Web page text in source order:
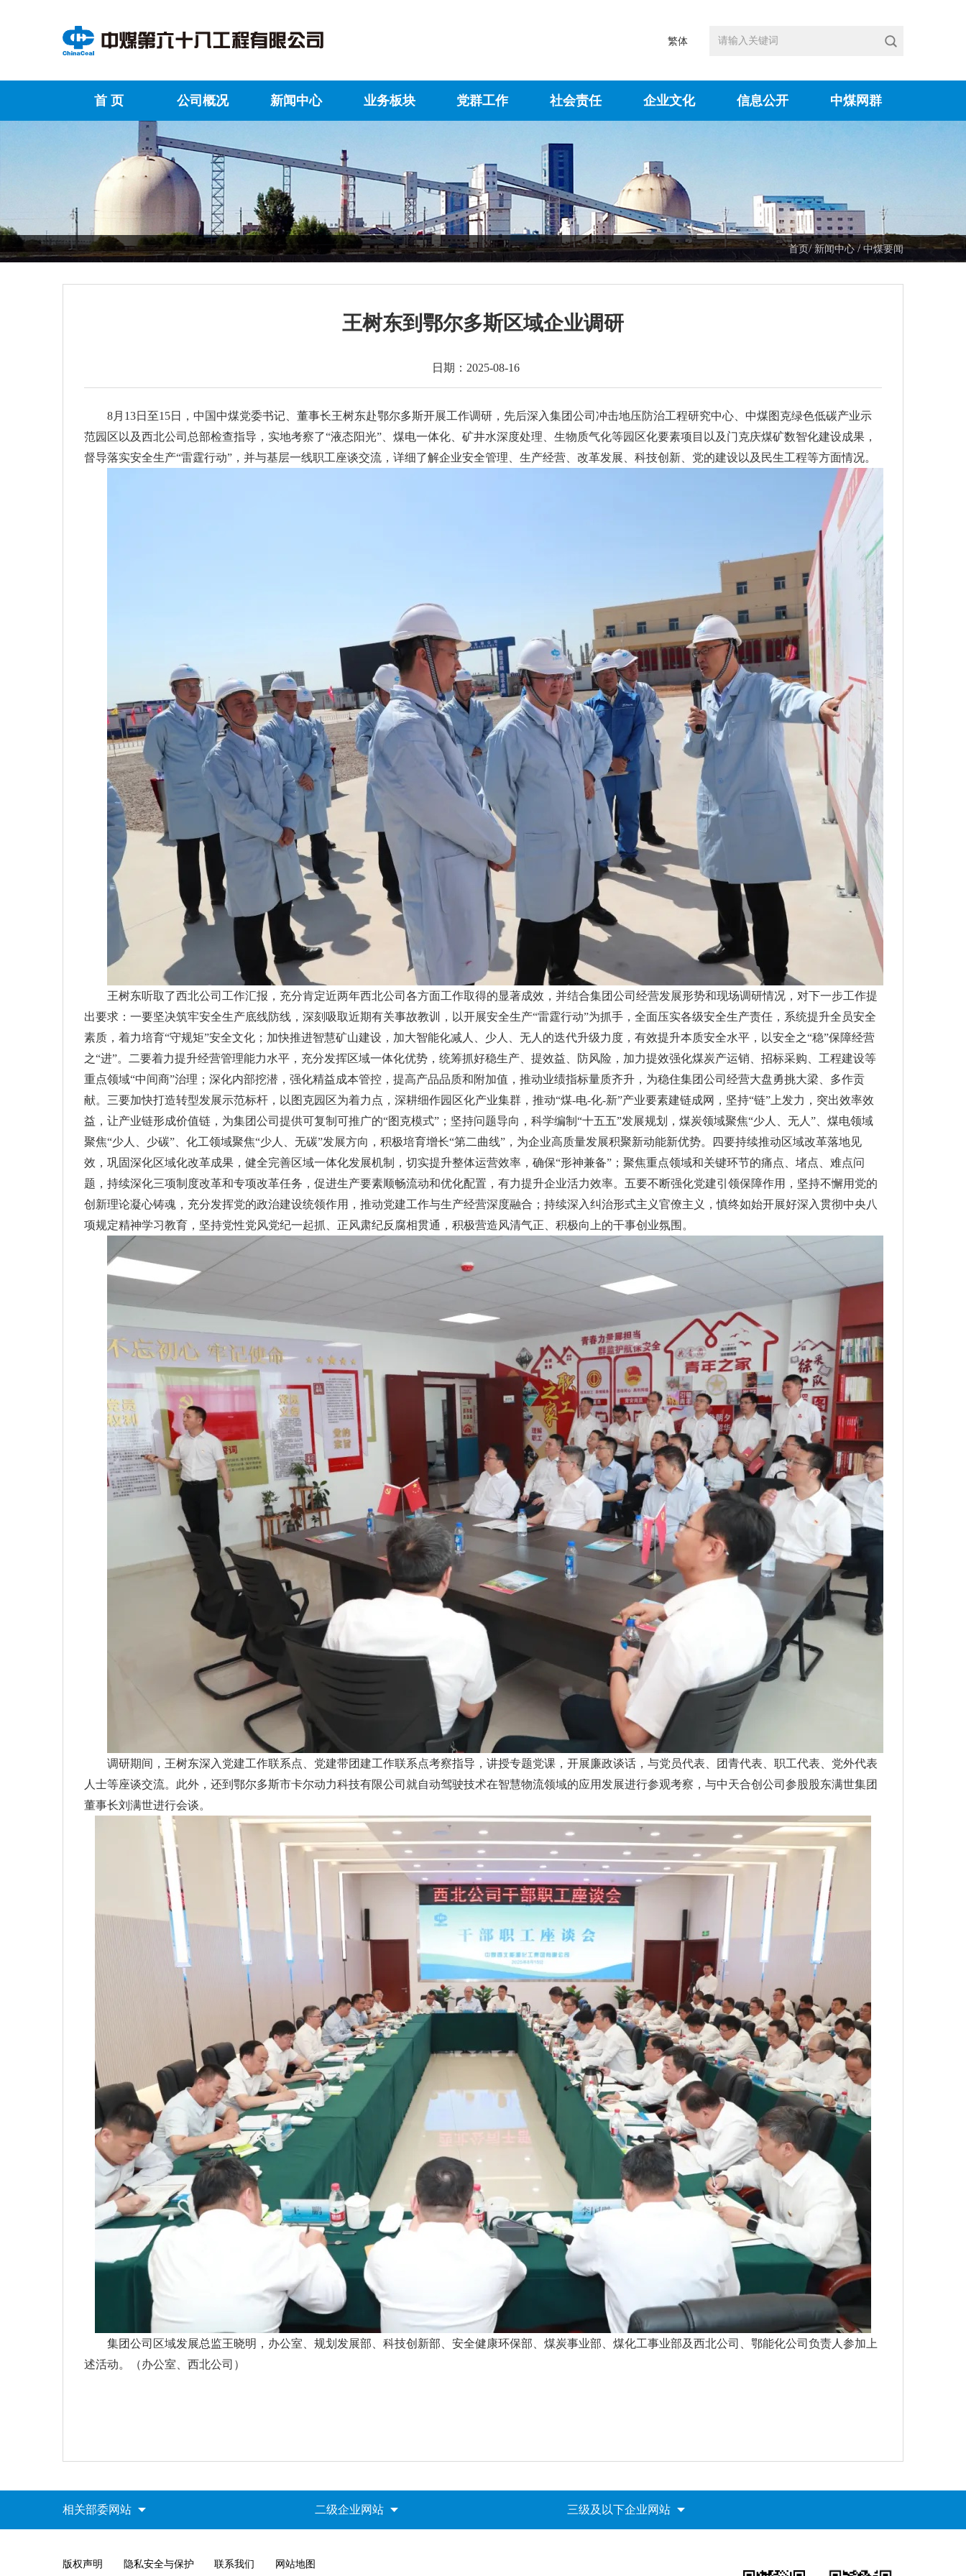
繁体
首 页 公司概况 新闻中心 业务板块 党群工作 社会责任 企业文化 信息公开 中煤网群
首页/新闻中心/中煤要闻
王树东到鄂尔多斯区域企业调研
日期：2025-08-16
8月13日至15日，中国中煤党委书记、董事长王树东赴鄂尔多斯开展工作调研，先后深入集团公司冲击地压防治工程研究中心、中煤图克绿色低碳产业示
范园区以及西北公司总部检查指导，实地考察了“液态阳光”、煤电一体化、矿井水深度处理、生物质气化等园区化要素项目以及门克庆煤矿数智化建设成果，
督导落实安全生产“雷霆行动”，并与基层一线职工座谈交流，详细了解企业安全管理、生产经营、改革发展、科技创新、党的建设以及民生工程等方面情况。
王树东听取了西北公司工作汇报，充分肯定近两年西北公司各方面工作取得的显著成效，并结合集团公司经营发展形势和现场调研情况，对下一步工作提
出要求：一要坚决筑牢安全生产底线防线，深刻吸取近期有关事故教训，以开展安全生产“雷霆行动”为抓手，全面压实各级安全生产责任，系统提升全员安全
素质，着力培育“守规矩”安全文化；加快推进智慧矿山建设，加大智能化减人、少人、无人的迭代升级力度，有效提升本质安全水平，以安全之“稳”保障经营
之“进”。二要着力提升经营管理能力水平，充分发挥区域一体化优势，统筹抓好稳生产、提效益、防风险，加力提效强化煤炭产运销、招标采购、工程建设等
重点领域“中间商”治理；深化内部挖潜，强化精益成本管控，提高产品品质和附加值，推动业绩指标量质齐升，为稳住集团公司经营大盘勇挑大梁、多作贡
献。三要加快打造转型发展示范标杆，以图克园区为着力点，深耕细作园区化产业集群，推动“煤-电-化-新”产业要素建链成网，坚持“链”上发力，突出效率效
益，让产业链形成价值链，为集团公司提供可复制可推广的“图克模式”；坚持问题导向，科学编制“十五五”发展规划，煤炭领域聚焦“少人、无人”、煤电领域
聚焦“少人、少碳”、化工领域聚焦“少人、无碳”发展方向，积极培育增长“第二曲线”，为企业高质量发展积聚新动能新优势。四要持续推动区域改革落地见
效，巩固深化区域化改革成果，健全完善区域一体化发展机制，切实提升整体运营效率，确保“形神兼备”；聚焦重点领域和关键环节的痛点、堵点、难点问
题，持续深化三项制度改革和专项改革任务，促进生产要素顺畅流动和优化配置，有力提升企业活力效率。五要不断强化党建引领保障作用，坚持不懈用党的
创新理论凝心铸魂，充分发挥党的政治建设统领作用，推动党建工作与生产经营深度融合；持续深入纠治形式主义官僚主义，慎终如始开展好深入贯彻中央八
项规定精神学习教育，坚持党性党风党纪一起抓、正风肃纪反腐相贯通，积极营造风清气正、积极向上的干事创业氛围。
调研期间，王树东深入党建工作联系点、党建带团建工作联系点考察指导，讲授专题党课，开展廉政谈话，与党员代表、团青代表、职工代表、党外代表
人士等座谈交流。此外，还到鄂尔多斯市卡尔动力科技有限公司就自动驾驶技术在智慧物流领域的应用发展进行参观考察，与中天合创公司参股股东满世集团
董事长刘满世进行会谈。
集团公司区域发展总监王晓明，办公室、规划发展部、科技创新部、安全健康环保部、煤炭事业部、煤化工事业部及西北公司、鄂能化公司负责人参加上
述活动。（办公室、西北公司）
相关部委网站 二级企业网站 三级及以下企业网站
版权声明 隐私安全与保护 联系我们 网站地图